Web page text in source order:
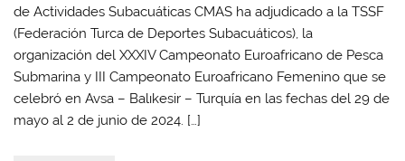
de Actividades Subacuáticas CMAS ha adjudicado a la TSSF
(Federación Turca de Deportes Subacuáticos), la
organización del XXXIV Campeonato Euroafricano de Pesca
Submarina y III Campeonato Euroafricano Femenino que se
celebró en Avsa – Balıkesir – Turquía en las fechas del 29 de
mayo al 2 de junio de 2024. […]